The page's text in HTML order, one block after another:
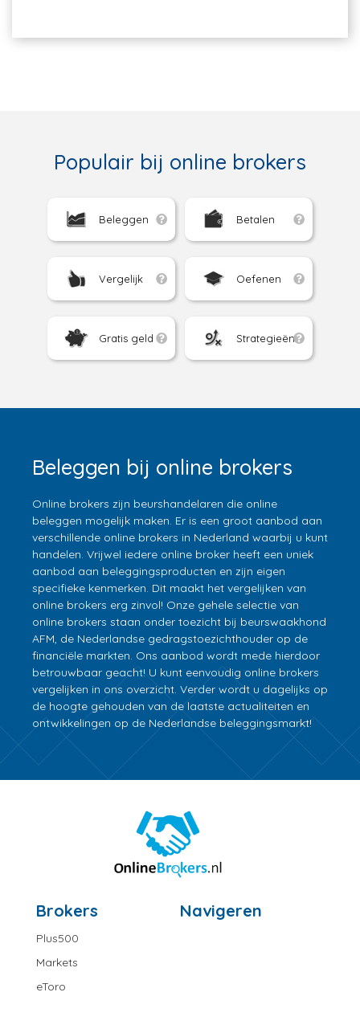
Populair bij online brokers
Beleggen Betalen
Vergelijk Oefenen
Gratis geld Strategieën
Beleggen bij online brokers
Online brokers zijn beurshandelaren die online
beleggen mogelijk maken. Er is een groot aanbod aan
verschillende online brokers in Nederland waarbij u kunt
handelen. Vrijwel iedere online broker heeft een uniek
aanbod aan beleggingsproducten en zijn eigen
specifieke kenmerken. Dit maakt het vergelijken van
online brokers erg zinvol! Onze gehele selectie van
online brokers staan onder toezicht bij beurswaakhond
AFM, de Nederlandse gedragstoezichthouder op de
financiële markten. Ons aanbod wordt mede hierdoor
betrouwbaar geacht! U kunt eenvoudig online brokers
vergelijken in ons overzicht. Verder wordt u dagelijks op
de hoogte gehouden van de laatste actualiteiten en
ontwikkelingen op de Nederlandse beleggingsmarkt!
Brokers
Plus500
Markets
eToro
Navigeren